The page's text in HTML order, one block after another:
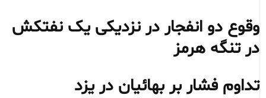
وقوع دو انفجار در نزدیکی یک نفتکش
در تنگه هرمز
تداوم فشار بر بهائیان در یزد